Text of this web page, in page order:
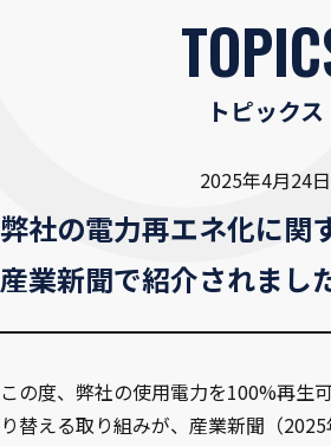
トピックス
2025年4月24日
弊社の電力再エネ化に関
産業新聞で紹介されまし
この度、弊社の使用電力を100%再生
り替える取り組みが、産業新聞（